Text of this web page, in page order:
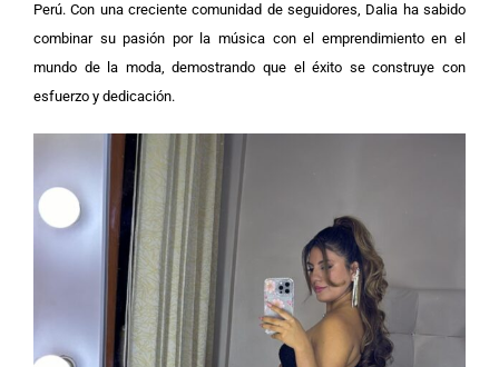
Perú. Con una creciente comunidad de seguidores, Dalia ha sabido
combinar su pasión por la música con el emprendimiento en el
mundo de la moda, demostrando que el éxito se construye con
esfuerzo y dedicación.